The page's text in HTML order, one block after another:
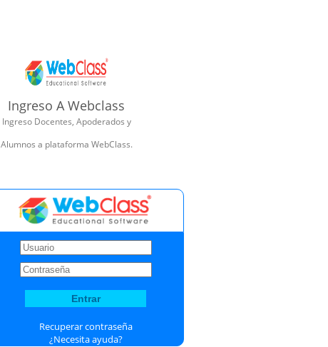
Ingreso A Webclass
Ingreso Docentes, Apoderados y
Alumnos a plataforma WebClass.
Recuperar contraseña
¿Necesita ayuda?